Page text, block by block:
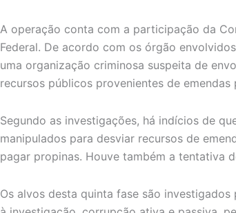
A operação conta com a participação da
Federal. De acordo com os órgão
uma organização criminosa suspeita de
recursos públicos provenientes de
Segundo as investigações, há indícios de
manipulados para desviar recursos de
pagar propinas. Houve também a tentativa
Os alvos desta quinta fase são